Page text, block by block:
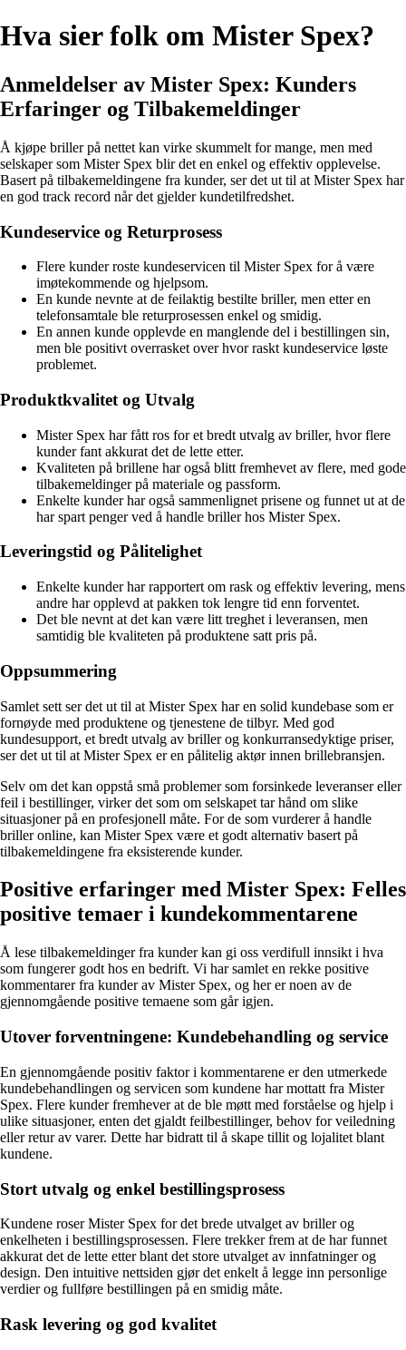
Hva sier folk om Mister Spex?
Anmeldelser av Mister Spex: Kunders
Erfaringer og Tilbakemeldinger
Å kjøpe briller på nettet kan virke skummelt for mange, men med
selskaper som Mister Spex blir det en enkel og effektiv opplevelse.
Basert på tilbakemeldingene fra kunder, ser det ut til at Mister Spex har
en god track record når det gjelder kundetilfredshet.
Kundeservice og Returprosess
Flere kunder roste kundeservicen til Mister Spex for å være
imøtekommende og hjelpsom.
En kunde nevnte at de feilaktig bestilte briller, men etter en
telefonsamtale ble returprosessen enkel og smidig.
En annen kunde opplevde en manglende del i bestillingen sin,
men ble positivt overrasket over hvor raskt kundeservice løste
problemet.
Produktkvalitet og Utvalg
Mister Spex har fått ros for et bredt utvalg av briller, hvor flere
kunder fant akkurat det de lette etter.
Kvaliteten på brillene har også blitt fremhevet av flere, med gode
tilbakemeldinger på materiale og passform.
Enkelte kunder har også sammenlignet prisene og funnet ut at de
har spart penger ved å handle briller hos Mister Spex.
Leveringstid og Pålitelighet
Enkelte kunder har rapportert om rask og effektiv levering, mens
andre har opplevd at pakken tok lengre tid enn forventet.
Det ble nevnt at det kan være litt treghet i leveransen, men
samtidig ble kvaliteten på produktene satt pris på.
Oppsummering
Samlet sett ser det ut til at Mister Spex har en solid kundebase som er
fornøyde med produktene og tjenestene de tilbyr. Med god
kundesupport, et bredt utvalg av briller og konkurransedyktige priser,
ser det ut til at Mister Spex er en pålitelig aktør innen brillebransjen.
Selv om det kan oppstå små problemer som forsinkede leveranser eller
feil i bestillinger, virker det som om selskapet tar hånd om slike
situasjoner på en profesjonell måte. For de som vurderer å handle
briller online, kan Mister Spex være et godt alternativ basert på
tilbakemeldingene fra eksisterende kunder.
Positive erfaringer med Mister Spex: Felles
positive temaer i kundekommentarene
Å lese tilbakemeldinger fra kunder kan gi oss verdifull innsikt i hva
som fungerer godt hos en bedrift. Vi har samlet en rekke positive
kommentarer fra kunder av Mister Spex, og her er noen av de
gjennomgående positive temaene som går igjen.
Utover forventningene: Kundebehandling og service
En gjennomgående positiv faktor i kommentarene er den utmerkede
kundebehandlingen og servicen som kundene har mottatt fra Mister
Spex. Flere kunder fremhever at de ble møtt med forståelse og hjelp i
ulike situasjoner, enten det gjaldt feilbestillinger, behov for veiledning
eller retur av varer. Dette har bidratt til å skape tillit og lojalitet blant
kundene.
Stort utvalg og enkel bestillingsprosess
Kundene roser Mister Spex for det brede utvalget av briller og
enkelheten i bestillingsprosessen. Flere trekker frem at de har funnet
akkurat det de lette etter blant det store utvalget av innfatninger og
design. Den intuitive nettsiden gjør det enkelt å legge inn personlige
verdier og fullføre bestillingen på en smidig måte.
Rask levering og god kvalitet